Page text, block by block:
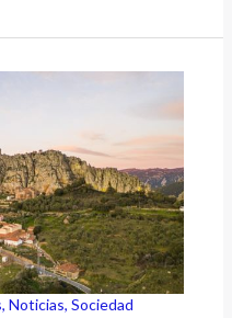
,Noticias,Sociedad